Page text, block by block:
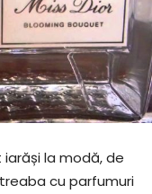
la modă, de
cu parfumuri